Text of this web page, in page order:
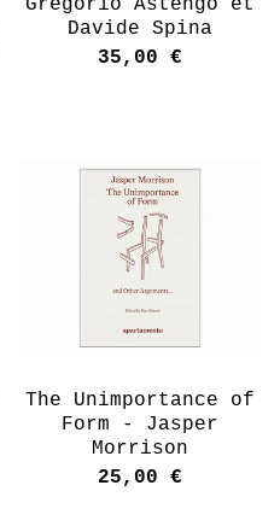
Gregorio Astengo et
Davide Spina
35,00 €
The Unimportance of
Form - Jasper
Morrison
25,00 €